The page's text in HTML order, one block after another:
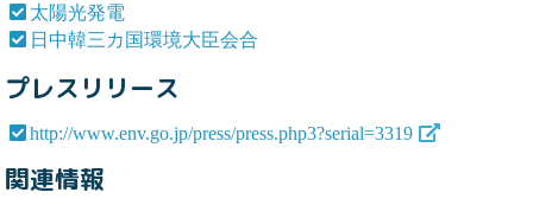
太陽光発電
日中韓三カ国環境大臣会合
プレスリリース
http://www.env.go.jp/press/press.php3?serial=3319
関連情報